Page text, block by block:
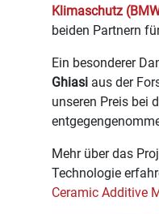
Klimaschutz
beiden Partnern
Ein besonderer
Ghiasi aus der
unseren Preis bei
Mehr über das
Technologie
Ceramic Additive